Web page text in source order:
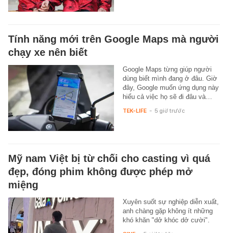
Tính năng mới trên Google Maps mà người
chạy xe nên biết
Google Maps từng giúp người
dùng biết mình đang ở đâu. Giờ
đây, Google muốn ứng dụng này
hiểu cả việc họ sẽ đi đâu và…
TEK-LIFE - 5 giờ trước
Mỹ nam Việt bị từ chối cho casting vì quá
đẹp, đóng phim không được phép mở
miệng
Xuyên suốt sự nghiệp diễn xuất,
anh chàng gặp không ít những
khó khăn "dở khóc dở cười".